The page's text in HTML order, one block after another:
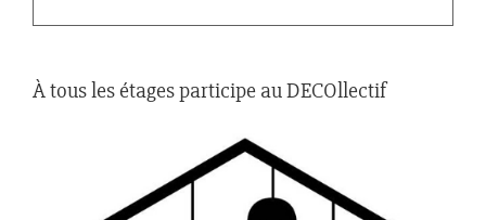
À tous les étages participe au DECOllectif